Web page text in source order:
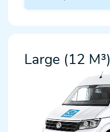
Large (12 M³)